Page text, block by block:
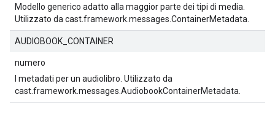
Modello generico adatto alla maggior parte dei tipi di media.
Utilizzato da cast.framework.messages.ContainerMetadata.
AUDIOBOOK_CONTAINER
numero
I metadati per un audiolibro. Utilizzato da
cast.framework.messages.AudiobookContainerMetadata.